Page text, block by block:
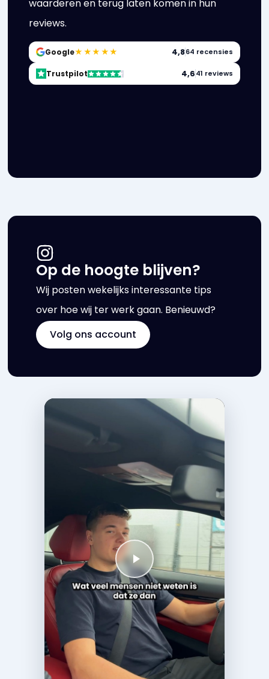
waarderen en terug laten komen in hun
reviews.
Google★★★★★ 4,864 recensies
Trustpilot 4,641 reviews
Op de hoogte blijven?
Wij posten wekelijks interessante tips
over hoe wij ter werk gaan. Benieuwd?
Volg ons account